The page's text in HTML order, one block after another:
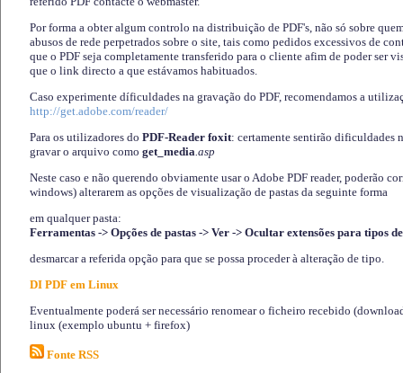
Por forma a obter algum controlo na distribuição de PDF's, não só sobre
abusos de rede perpetrados sobre o site, tais como pedidos excessivos de
que o PDF seja completamente transferido para o cliente afim de poder ser
que o link directo a que estávamos habituados.
Caso experimente díficuldades na gravação do PDF, recomendamos a
http://get.adobe.com/reader/
Para os utilizadores do PDF-Reader foxit: certamente sentirão dificuldades
gravar o arquivo como get_media.asp
Neste caso e não querendo obviamente usar o Adobe PDF reader, poderão
windows) alterarem as opções de visualização de pastas da seguinte forma
em qualquer pasta:
Ferramentas -> Opções de pastas -> Ver -> Ocultar extensões para tipos
desmarcar a referida opção para que se possa proceder à alteração de tipo.
DI PDF em Linux
Eventualmente poderá ser necessário renomear o ficheiro recebido
linux (exemplo ubuntu + firefox)
Fonte RSS